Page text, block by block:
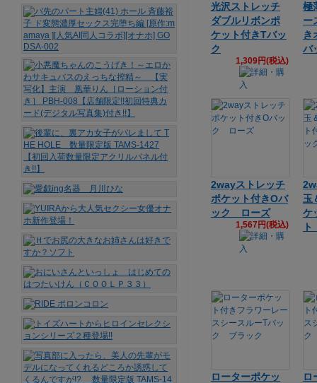
光沢ストレッチ
ダブルリボンポ
ケット付きTバッ
ク
1,309円(税込)
極
ー
き
バ
2wayストレッチ
ポケット付きOバ
ック ローズ
1,567円(税込)
玉
ケ
ローターポケッ
ロ